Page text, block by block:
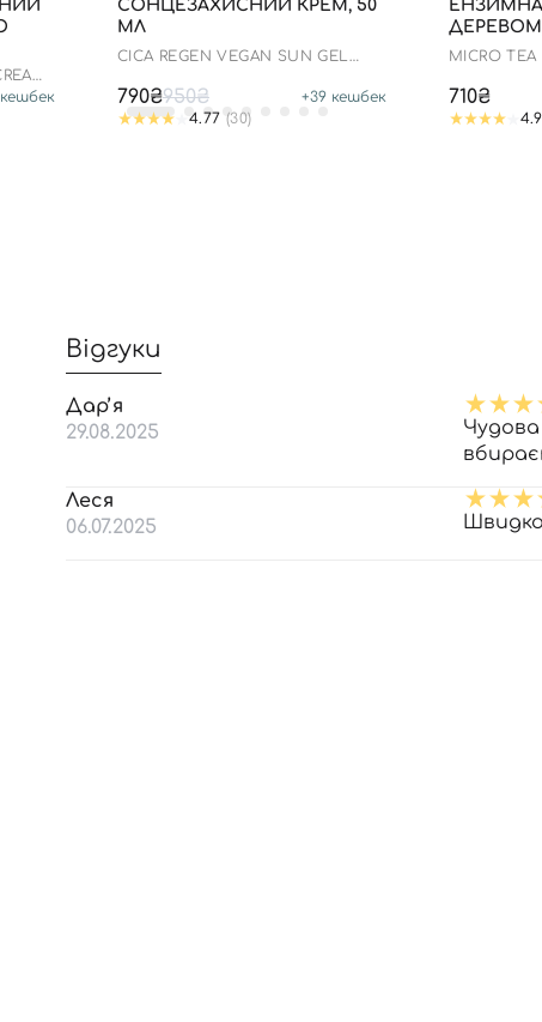
кешбек
СОНЦЕЗАХИСНИЙ КРЕМ, 50
МЛ
СICA REGEN VEGAN SUN GEL
790₴950₴ +39 кешбек
4.77 (30)
MICRO TEA
710₴
Відгуки
Дарʼя
29.08.2025
Чудова
Леся
06.07.2025